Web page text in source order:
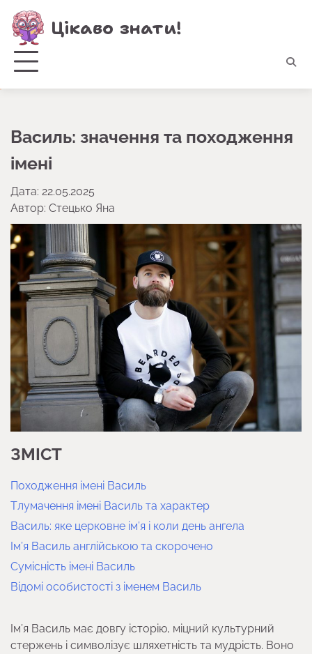
Перейти
до
вмісту
Цікаво знати!
Василь: значення та походження
імені
Дата: 22.05.2025
Автор: Стецько Яна
ЗМІСТ
Походження імені Василь
Тлумачення імені Василь та характер
Василь: яке церковне ім’я і коли день ангела
Ім’я Василь англійською та скорочено
Сумісність імені Василь
Відомі особистості з іменем Василь
Ім’я Василь має довгу історію, міцний культурний
стержень і символізує шляхетність та мудрість. Воно